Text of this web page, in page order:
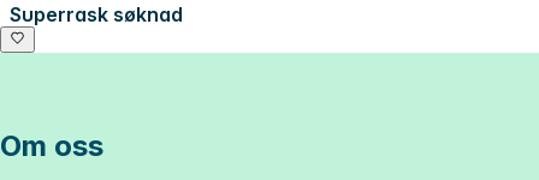
Superrask søknad
Om oss